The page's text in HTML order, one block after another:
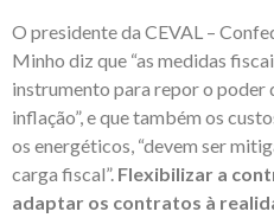
O presidente da CEVAL –
Minho diz que “as medidas
instrumento para repor o poder
inflação”, e que também os
os energéticos, “devem ser
carga fiscal”. Flexibilizar a
adaptar os contratos à